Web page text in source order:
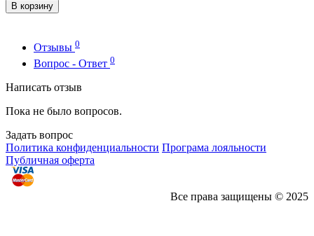
В корзину
Отзывы 0
Вопрос - Ответ 0
Написать отзыв
Пока не было вопросов.
Задать вопрос
Политика конфиденциальности Програма лояльности
Публичная оферта
Все права защищены © 2025